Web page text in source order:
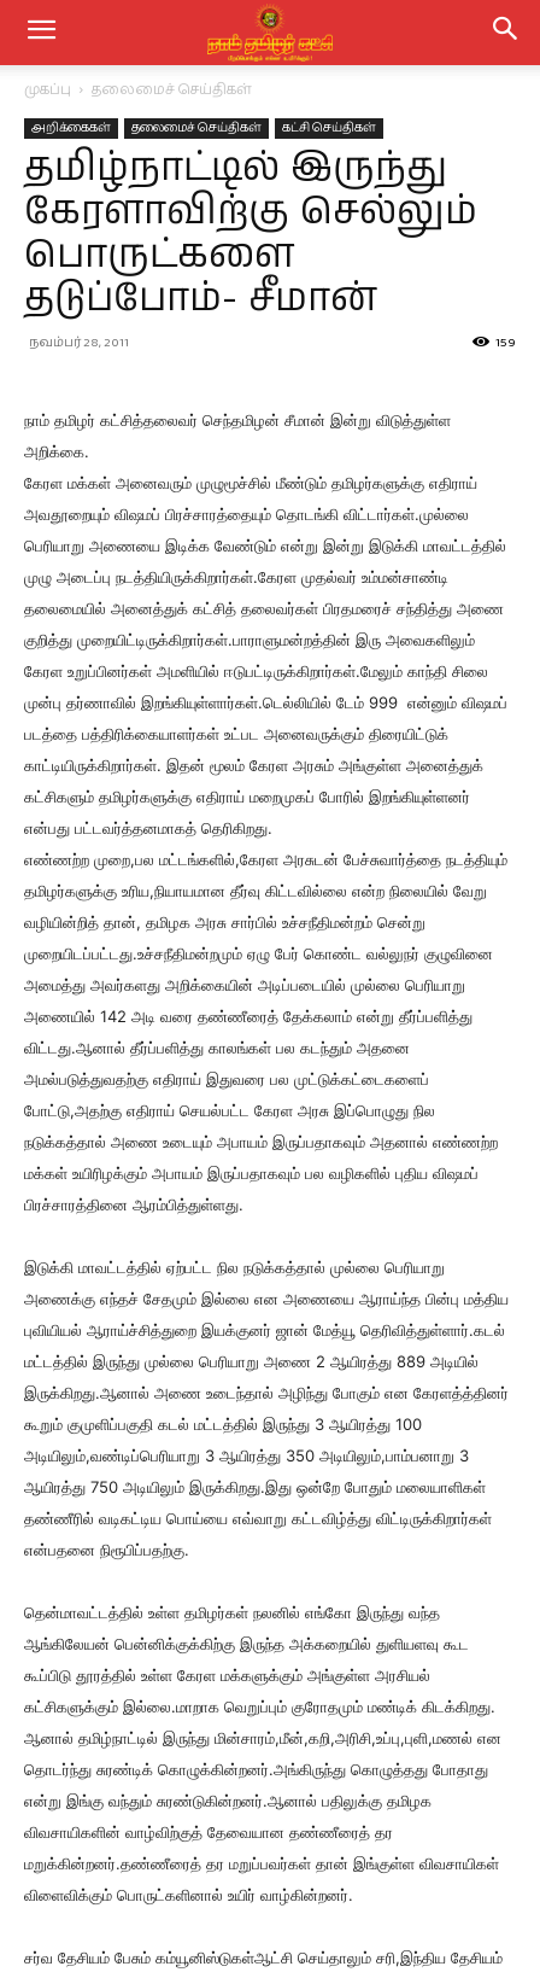
முகப்பு தலைமைச் செய்திகள்
அறிக்கைகள் தலைமைச் செய்திகள் கட்சி செய்திகள்
தமிழ்நாட்டில் இருந்து
கேரளாவிற்கு செல்லும்
பொருட்களை
தடுப்போம்- சீமான்
நவம்பர் 28, 2011 159
நாம் தமிழர் கட்சித்தலைவர் செந்தமிழன் சீமான் இன்று விடுத்துள்ள
அறிக்கை.
கேரள மக்கள் அனைவரும் முழுமூச்சில் மீண்டும் தமிழர்களுக்கு எதிராய்
அவதூறையும் விஷமப் பிரச்சாரத்தையும் தொடங்கி விட்டார்கள்.முல்லை
பெரியாறு அணையை இடிக்க வேண்டும் என்று இன்று இடுக்கி மாவட்டத்தில்
முழு அடைப்பு நடத்தியிருக்கிறார்கள்.கேரள முதல்வர் உம்மன்சாண்டி
தலைமையில் அனைத்துக் கட்சித் தலைவர்கள் பிரதமரைச் சந்தித்து அணை
குறித்து முறையிட்டிருக்கிறார்கள்.பாராளுமன்றத்தின் இரு அவைகளிலும்
கேரள உறுப்பினர்கள் அமளியில் ஈடுபட்டிருக்கிறார்கள்.மேலும் காந்தி சிலை
முன்பு தர்ணாவில் இறங்கியுள்ளார்கள்.டெல்லியில் டேம் 999 என்னும் விஷமப்
படத்தை பத்திரிக்கையாளர்கள் உட்பட அனைவருக்கும் திரையிட்டுக்
காட்டியிருக்கிறார்கள். இதன் மூலம் கேரள அரசும் அங்குள்ள அனைத்துக்
கட்சிகளும் தமிழர்களுக்கு எதிராய் மறைமுகப் போரில் இறங்கியுள்ளனர்
என்பது பட்டவர்த்தனமாகத் தெரிகிறது.
எண்ணற்ற முறை,பல மட்டங்களில்,கேரள அரசுடன் பேச்சுவார்த்தை நடத்தியும்
தமிழர்களுக்கு உரிய,நியாயமான தீர்வு கிட்டவில்லை என்ற நிலையில் வேறு
வழியின்றித் தான், தமிழக அரசு சார்பில் உச்சநீதிமன்றம் சென்று
முறையிடப்பட்டது.உச்சநீதிமன்றமும் ஏழு பேர் கொண்ட வல்லுநர் குழுவினை
அமைத்து அவர்களது அறிக்கையின் அடிப்படையில் முல்லை பெரியாறு
அணையில் 142 அடி வரை தண்ணீரைத் தேக்கலாம் என்று தீர்ப்பளித்து
விட்டது.ஆனால் தீர்ப்பளித்து காலங்கள் பல கடந்தும் அதனை
அமல்படுத்துவதற்கு எதிராய் இதுவரை பல முட்டுக்கட்டைகளைப்
போட்டு,அதற்கு எதிராய் செயல்பட்ட கேரள அரசு இப்பொழுது நில
நடுக்கத்தால் அணை உடையும் அபாயம் இருப்பதாகவும் அதனால் எண்ணற்ற
மக்கள் உயிரிழக்கும் அபாயம் இருப்பதாகவும் பல வழிகளில் புதிய விஷமப்
பிரச்சாரத்தினை ஆரம்பித்துள்ளது.
இடுக்கி மாவட்டத்தில் ஏற்பட்ட நில நடுக்கத்தால் முல்லை பெரியாறு
அணைக்கு எந்தச் சேதமும் இல்லை என அணையை ஆராய்ந்த பின்பு மத்திய
புவியியல் ஆராய்ச்சித்துறை இயக்குனர் ஜான் மேத்யூ தெரிவித்துள்ளார்.கடல்
மட்டத்தில் இருந்து முல்லை பெரியாறு அணை 2 ஆயிரத்து 889 அடியில்
இருக்கிறது.ஆனால் அணை உடைந்தால் அழிந்து போகும் என கேரளத்த்தினர்
கூறும் குமுளிப்பகுதி கடல் மட்டத்தில் இருந்து 3 ஆயிரத்து 100
அடியிலும்,வண்டிப்பெரியாறு 3 ஆயிரத்து 350 அடியிலும்,பாம்பனாறு 3
ஆயிரத்து 750 அடியிலும் இருக்கிறது.இது ஒன்றே போதும் மலையாளிகள்
தண்ணீரில் வடிகட்டிய பொய்யை எவ்வாறு கட்டவிழ்த்து விட்டிருக்கிறார்கள்
என்பதனை நிரூபிப்பதற்கு.
தென்மாவட்டத்தில் உள்ள தமிழர்கள் நலனில் எங்கோ இருந்து வந்த
ஆங்கிலேயன் பென்னிக்குக்கிற்கு இருந்த அக்கறையில் துளியளவு கூட
கூப்பிடு தூரத்தில் உள்ள கேரள மக்களுக்கும் அங்குள்ள அரசியல்
கட்சிகளுக்கும் இல்லை.மாறாக வெறுப்பும் குரோதமும் மண்டிக் கிடக்கிறது.
ஆனால் தமிழ்நாட்டில் இருந்து மின்சாரம்,மீன்,கறி,அரிசி,உப்பு,புளி,மணல் என
தொடர்ந்து சுரண்டிக் கொழுக்கின்றனர்.அங்கிருந்து கொழுத்தது போதாது
என்று இங்கு வந்தும் சுரண்டுகின்றனர்.ஆனால் பதிலுக்கு தமிழக
விவசாயிகளின் வாழ்விற்குத் தேவையான தண்ணீரைத் தர
மறுக்கின்றனர்.தண்ணீரைத் தர மறுப்பவர்கள் தான் இங்குள்ள விவசாயிகள்
விளைவிக்கும் பொருட்களினால் உயிர் வாழ்கின்றனர்.
சர்வ தேசியம் பேசும் கம்யூனிஸ்டுகள்ஆட்சி செய்தாலும் சரி,இந்திய தேசியம்